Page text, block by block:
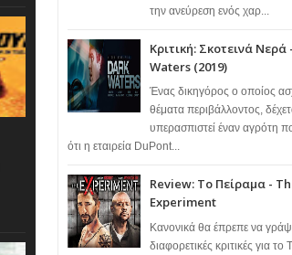
την ανεύρεση ενός χαρ...
Κριτική: Σκοτεινά Νερά
Waters (2019)
Ένας δικηγόρος ο οποίος
θέματα περιβάλλοντος,
υπερασπιστεί έναν αγρότη
ότι η εταιρεία DuPont...
Review: Το Πείραμα -
Experiment
Κανονικά θα έπρεπε να
διαφορετικές κριτικές για το